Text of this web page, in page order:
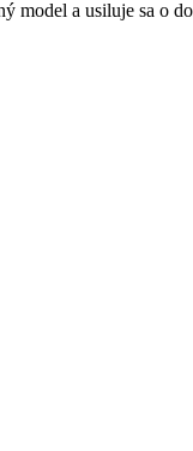
model a usiluje sa o